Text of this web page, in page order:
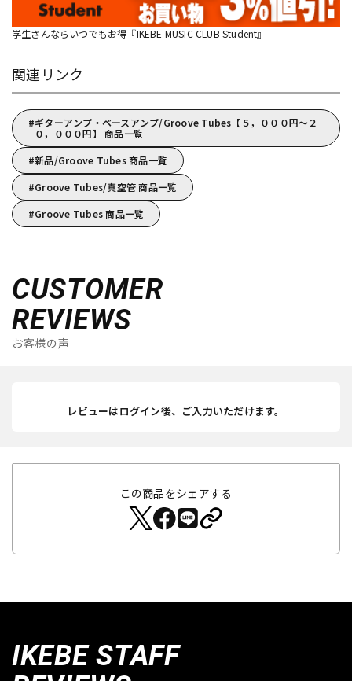
学生さんならいつでもお得『IKEBE MUSIC CLUB Student』
関連リンク
ギターアンプ・ベースアンプ/Groove Tubes【５，０００円～２
０，０００円】 商品一覧
新品/Groove Tubes 商品一覧
Groove Tubes/真空管 商品一覧
Groove Tubes 商品一覧
CUSTOMER
REVIEWS
お客様の声
レビューはログイン後、ご入力いただけます。
この商品をシェアする
IKEBE STAFF